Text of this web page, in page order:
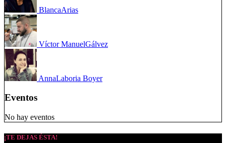
BlancaArias
Víctor ManuelGálvez
AnnaLaboria Boyer
Eventos
No hay eventos
¡TE DEJAS ÉSTA!